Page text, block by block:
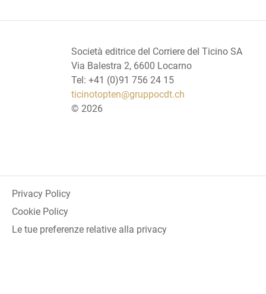
Società editrice del Corriere del Ticino SA
Via Balestra 2, 6600 Locarno
Tel: +41 (0)91 756 24 15
ticinotopten@gruppocdt.ch
© 2026
Privacy Policy
Cookie Policy
Le tue preferenze relative alla privacy